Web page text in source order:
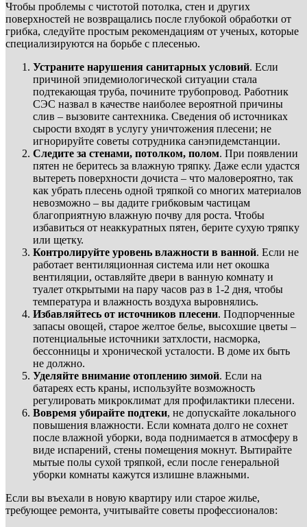
Чтобы проблемы с чистотой потолка, стен и других
поверхностей не возвращались после глубокой обработки от
грибка, следуйте простым рекомендациям от ученых, которые
специализируются на борьбе с плесенью.
Устраните нарушения санитарных условий. Если
причиной эпидемиологической ситуации стала
подтекающая труба, почините трубопровод. Работник
СЭС назвал в качестве наиболее вероятной причины
слив – вызовите сантехника. Сведения об источниках
сырости входят в услугу уничтожения плесени; не
игнорируйте советы сотрудника санэпидемстанции.
Следите за стенами, потолком, полом. При появлении
пятен не беритесь за влажную тряпку. Даже если удастся
вытереть поверхности дочиста – что маловероятно, так
как убрать плесень одной тряпкой со многих материалов
невозможно – вы дадите грибковым частицам
благоприятную влажную почву для роста. Чтобы
избавиться от неаккуратных пятен, берите сухую тряпку
или щетку.
Контролируйте уровень влажности в ванной. Если не
работает вентиляционная система или нет окошка
вентиляции, оставляйте двери в ванную комнату и
туалет открытыми на пару часов раз в 1-2 дня, чтобы
температура и влажность воздуха выровнялись.
Избавляйтесь от источников плесени. Подпорченные
запасы овощей, старое желтое белье, высохшие цветы –
потенциальные источники затхлости, насморка,
бессонницы и хронической усталости. В доме их быть
не должно.
Уделяйте внимание отоплению зимой. Если на
батареях есть краны, используйте возможность
регулировать микроклимат для профилактики плесени.
Вовремя убирайте подтеки, не допускайте локального
повышения влажности. Если комната долго не сохнет
после влажной уборки, вода поднимается в атмосферу в
виде испарений, стены помещения мокнут. Вытирайте
мытые полы сухой тряпкой, если после генеральной
уборки комнаты кажутся излишне влажными.
Если вы въехали в новую квартиру или старое жилье,
требующее ремонта, учитывайте советы профессионалов: